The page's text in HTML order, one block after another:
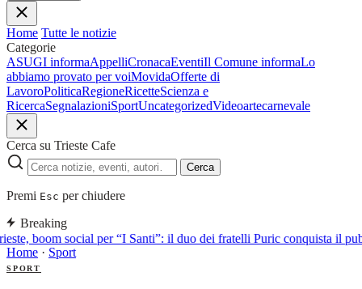
Home Tutte le notizie
Categorie
ASUGI informaAppelliCronacaEventiIl Comune informaLo
abbiamo provato per voiMovidaOfferte di
LavoroPoliticaRegioneRicetteScienza e
RicercaSegnalazioniSportUncategorizedVideoartecarnevale
Cerca su Trieste Cafe
Cerca
Premi Esc per chiudere
Breaking
boom social per “I Santi”: il duo dei fratelli Puric conquista il
Home · Sport
SPORT